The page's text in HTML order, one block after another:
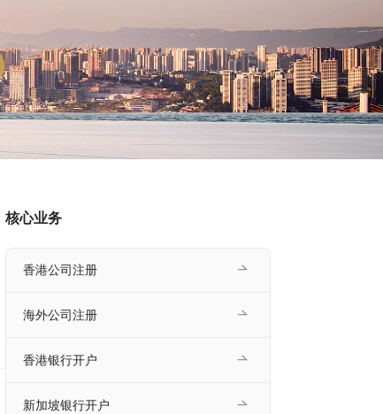
核心业务
香港公司注册
海外公司注册
香港银行开户
新加坡银行开户